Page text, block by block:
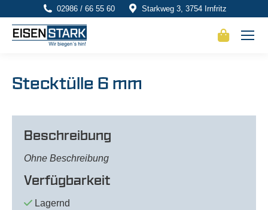
02986 / 66 55 60 Starkweg 3, 3754 Irnfritz
Stecktülle 6 mm
Beschreibung
Ohne Beschreibung
Verfügbarkeit
Lagernd